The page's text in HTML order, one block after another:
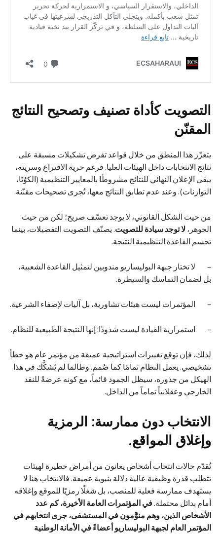
التصويت كأداة تصنيف وتصحيح النتائج
المقنّن
يتعزّز هذا المنطق من خلال قواعد تفرض تشكيلات مسبقة على
نتائج الانتخابات داخل الهيئات العليا. فرغم حرية الاقتراع وسريته،
يبقى الإعلان النهائي للنتائج مشروطًا بالمعايير التنظيمية (الكوُتَا،
التوازنات). وعند عدم تطابق النتائج معها، تُجرى تصحيحات مقنّنة.
من حيث الشكل القانوني، لا يوجد تعسّف صريح؛ لكن من حيث
الجوهر، لا توجد سيادة للتصويت. يصنّف التصويت التفضيلات، بينما
تحسم القاعدة التنظيمية النتيجة.
– لا تختار جبهة البوليساريو مندوبين لتمثيل القاعدة الشعبية،
بل لضمان التماسك والسيطرة.
– المؤتمرات ليست هيئات تشاورية، بل آليات لإضفاء الشرعية.
– استمرارية القيادة ليست شذوذًا: إنها النتيجة الطبيعية للنظام.
لذلك، فإن توقع تغييرات استراتيجية عميقة من مؤتمر عام هو خطأ
تشخيصي. يعمل النظام تمامًا كما صُمم. وطالما لم يُشكَّك في هذا
الهيكل من جذوره، سيظل الجمود قائماً، مع كونه عرضةً للنقد
الخارجي وعقلانياً تماماً من الداخل.
الانتخاب دون ممارسة: الرمزية
وإغلاق المواقع.
تُقدّم حالات انتخاب أشخاص يعانون من أمراض خطيرة لهيئات
تتطلب قدرة وظيفية عالية دلالة بنيوية عميقة. فالانتخاب هنا لا
يستهدف ممارسة فعلية للمنصب، بل شغلًا رمزيًا للموقع وإغلاقه
أمام بدائل محتملة.في المؤتمرات العامة الأخيرة، كم عدد
الأشخاص الذين، وهم منوَّمون في المستشفى، جرى انتخابهم في
المؤتمر العام لجبهة البوليساريو أعضاءً في الأمانة الوطنية